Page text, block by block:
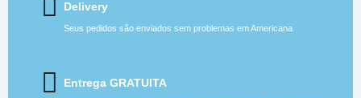
Delivery
Seus pedidos são enviados sem problemas em Americana
Entrega GRATUITA